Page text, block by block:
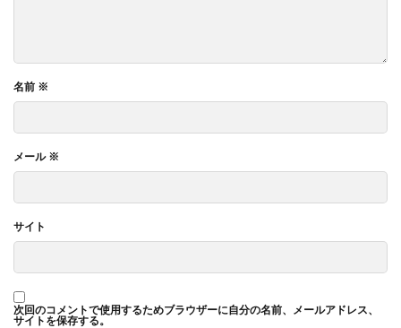
名前 ※
メール ※
サイト
次回のコメントで使用するためブラウザーに自分の名前、メールアドレス、
サイトを保存する。